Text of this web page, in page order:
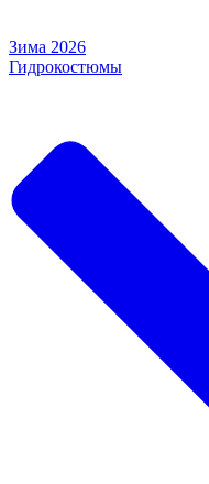
Зима 2026
Гидрокостюмы